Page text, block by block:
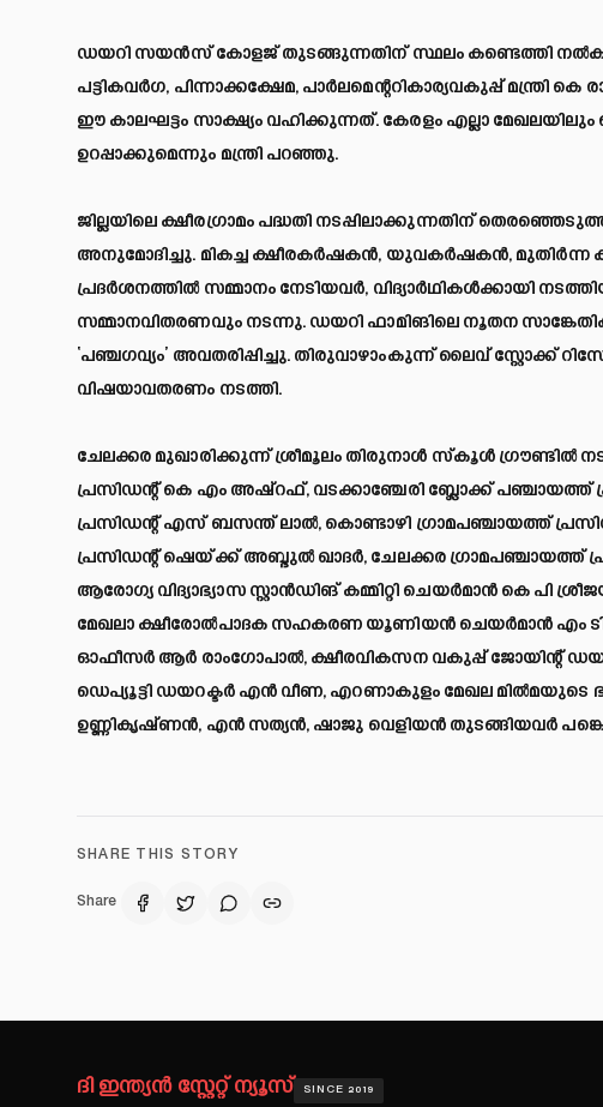
ഡയറി സയന്‍സ് കോളജ് തുടങ്ങുന്നതിന് സ്ഥലം കണ്ടെത്തി
പട്ടികവര്‍ഗ, പിന്നാക്കക്ഷേമ, പാര്‍ലമെന്ററികാര്യവകുപ്പ്
ഈ കാലഘട്ടം സാക്ഷ്യം വഹിക്കുന്നത്. കേരളം എല്ലാ
ഉറപ്പാക്കുമെന്നും മന്ത്രി പറഞ്ഞു.
ജില്ലയിലെ ക്ഷീരഗ്രാമം പദ്ധതി നടപ്പിലാക്കുന്നതിന്
അനുമോദിച്ചു. മികച്ച ക്ഷീരകര്‍ഷകന്‍, യുവകര്‍ഷകന്‍,
പ്രദര്‍ശനത്തില്‍ സമ്മാനം നേടിയവര്‍, വിദ്യാര്‍ഥികള്‍ക്കായി
സമ്മാനവിതരണവും നടന്നു. ഡയറി ഫാമിങിലെ നൂതന
‘പഞ്ചഗവ്യം’ അവതരിപ്പിച്ചു. തിരുവാഴാംകുന്ന് ലൈവ് സ്റ്റോക്ക്
വിഷയാവതരണം നടത്തി.
ചേലക്കര മുഖാരിക്കുന്ന് ശ്രീമൂലം തിരുനാള്‍ സ്‌കൂള്‍
പ്രസിഡന്റ് കെ എം അഷ്‌റഫ്, വടക്കാഞ്ചേരി ബ്ലോക്ക് പഞ്ചായത്ത്
പ്രസിഡന്റ് എസ് ബസന്ത് ലാല്‍, കൊണ്ടാഴി ഗ്രാമപഞ്ചായത്ത്
പ്രസിഡന്റ് ഷെയ്ക്ക് അബ്ദുല്‍ ഖാദര്‍, ചേലക്കര ഗ്രാമപഞ്ചായത്ത്
ആരോഗ്യ വിദ്യാഭ്യാസ സ്റ്റാന്‍ഡിങ് കമ്മിറ്റി ചെയര്‍മാന്‍ കെ
മേഖലാ ക്ഷീരോല്‍പാദക സഹകരണ യൂണിയന്‍ ചെയര്‍മാന്‍ എം
ഓഫീസര്‍ ആര്‍ രാംഗോപാല്‍, ക്ഷീരവികസന വകുപ്പ് ജോയിന്റ്
ഡെപ്യൂട്ടി ഡയറക്ടര്‍ എന്‍ വീണ, എറണാകുളം മേഖല
ഉണ്ണികൃഷ്ണന്‍, എന്‍ സത്യന്‍, ഷാജു വെളിയന്‍ തുടങ്ങിയവര്‍
SHARE THIS STORY
Share
ദി ഇന്ത്യൻ സ്റ്റേറ്റ് ന്യൂസ് SINCE 2019